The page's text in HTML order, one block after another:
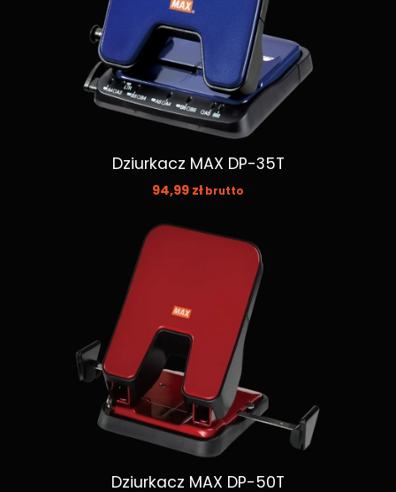
Dziurkacz MAX DP-35T
94,99 złbrutto
Dziurkacz MAX DP-50T